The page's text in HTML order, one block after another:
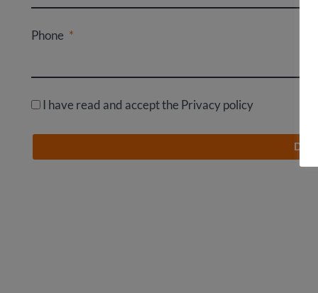
Phone
I have read and accept the Privacy policy